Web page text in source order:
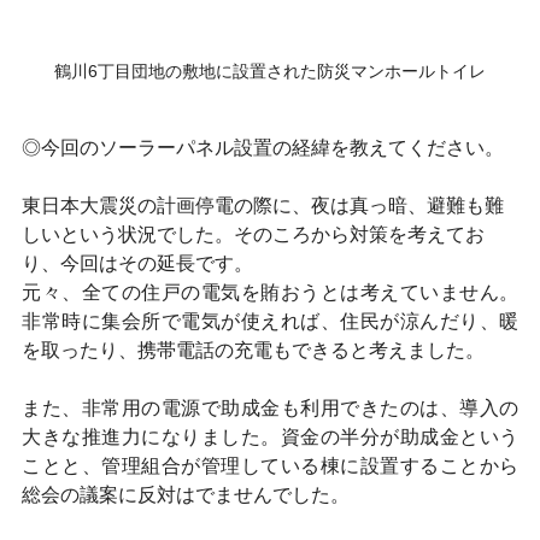
鶴川6丁目団地の敷地に設置された防災マンホールトイレ
◎今回のソーラーパネル設置の経緯を教えてください。
東日本大震災の計画停電の際に、夜は真っ暗、避難も難
しいという状況でした。そのころから対策を考えてお
り、今回はその延長です。
元々、全ての住戸の電気を賄おうとは考えていません。
非常時に集会所で電気が使えれば、住民が涼んだり、暖
を取ったり、携帯電話の充電もできると考えました。
また、非常用の電源で助成金も利用できたのは、導入の
大きな推進力になりました。資金の半分が助成金という
ことと、管理組合が管理している棟に設置することから
総会の議案に反対はでませんでした。